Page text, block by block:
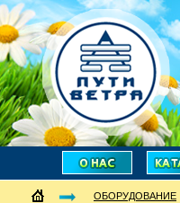
ОБОРУДОВАНИЕ